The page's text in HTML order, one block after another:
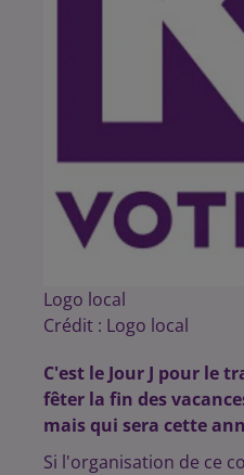
Logo local
Crédit : Logo local
C'est le Jour J pour le
fêter la fin des
mais qui sera cette
Si l'organisation de ce